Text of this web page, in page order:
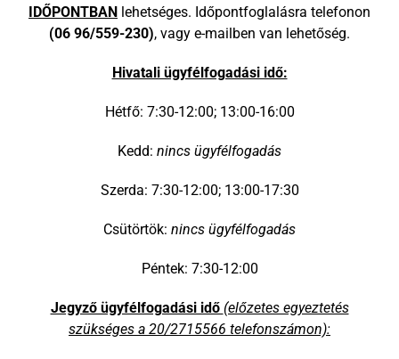
IDŐPONTBAN lehetséges. Időpontfoglalásra telefonon
(06 96/559-230), vagy e-mailben van lehetőség.
Hivatali ügyfélfogadási idő:
Hétfő: 7:30-12:00; 13:00-16:00
Kedd: nincs ügyfélfogadás
Szerda: 7:30-12:00; 13:00-17:30
Csütörtök: nincs ügyfélfogadás
Péntek: 7:30-12:00
Jegyző ügyfélfogadási idő (előzetes egyeztetés
szükséges a 20/2715566 telefonszámon):